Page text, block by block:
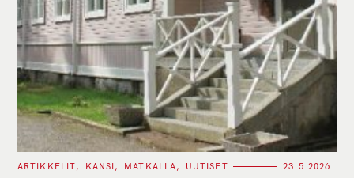
C
ARTIKKELIT KANSI MATKALLA UUTISET 23.5.2026